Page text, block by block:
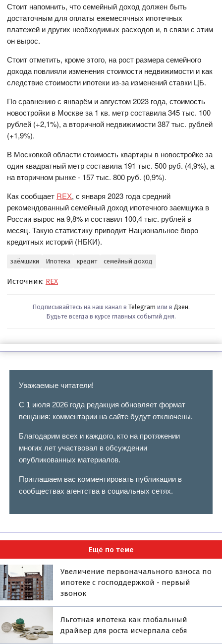
Стоит напомнить, что семейный доход должен быть
достаточным для оплаты ежемесячных ипотечных
платежей и других необходимых расходов и, в связи с этим
он вырос.
Стоит отметить, кроме этого, на рост размера семейного
дохода повлияли изменения стоимости недвижимости и как
следствие стоимости ипотеки из-за изменений ставки ЦБ.
По сравнению с январём и августом 2023 года, стоимость
новостройки в Москве за 1 кв. метр составила 345 тыс. 100
рублей (+2,1%), а вторичной недвижимости 387 тыс. рублей
(+1,9%).
В Московкой области стоимость квартиры в новостройке за
один квадратный метр составила 191 тыс. 500 руб. (4,9%), а
на вторичном рынке - 157 тыс. 800 руб. (0,9%).
Как сообщает REX, с января 2023 года средний
рекомендованный семейный доход ипотечного заемщика в
России вырос на 9,8% и составил 100,4 тыс. рублей в
месяц. Такую статистику приводит Национальное бюро
кредитных историй (НБКИ).
заёмщики Ипотека кредит семейный доход
Источник: REX
Подписывайтесь на наш канал в Telegram или в Дзен.
Будьте всегда в курсе главных событий дня.
Уважаемые читатели!
С 1 июля 2026 года редакция обновляет формат
вещания: комментарии на сайте будут отключены.
Благодарим всех и каждого, кто на протяжении
многих лет участвовал в обсуждении
опубликованных материалов.
Приглашаем вас комментировать публикации в
сообществах агентства в социальных сетях.
Ещё по теме
Увеличение первоначального взноса по
ипотеке с господдержкой - первый
звонок
Льготная ипотека как глобальный
драйвер для роста исчерпала себя